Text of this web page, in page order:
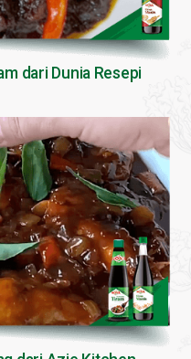
dari Dunia Resepi